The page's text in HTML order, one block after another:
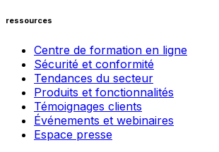
ressources
Centre de formation en ligne
Sécurité et conformité
Tendances du secteur
Produits et fonctionnalités
Témoignages clients
Événements et webinaires
Espace presse